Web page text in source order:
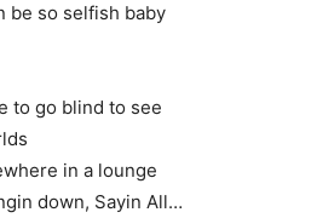
be so selfish baby
to go blind to see
in a lounge
down, Sayin All…